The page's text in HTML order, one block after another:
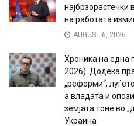
најбрзорастечки
на работата
AUGUST 6, 2026
Хроника на една
2026): Додека
„реформи“,
а владата и
земјата тоне во
Украина